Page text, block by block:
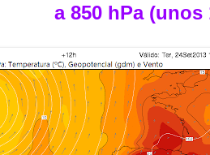
a 850 hPa (unos